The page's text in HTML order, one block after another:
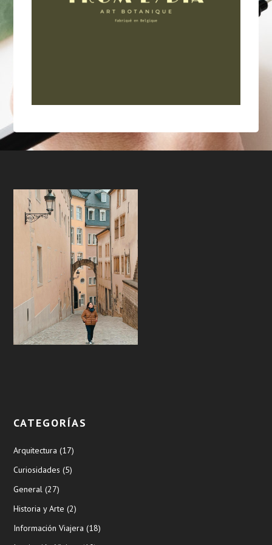
CATEGORÍAS
Arquitectura (17)
Curiosidades (5)
General (27)
Historia y Arte (2)
Información Viajera (18)